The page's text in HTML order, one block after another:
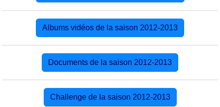
Albums vidéos de la saison 2012-2013
Documents de la saison 2012-2013
Challenge de la saison 2012-2013